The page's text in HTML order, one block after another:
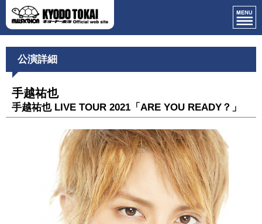
公演詳細
手越祐也
手越祐也 LIVE TOUR 2021「ARE YOU READY？」